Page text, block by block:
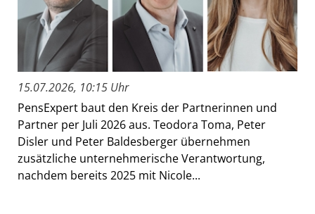
15.07.2026, 10:15 Uhr
PensExpert baut den Kreis der Partnerinnen und
Partner per Juli 2026 aus. Teodora Toma, Peter
Disler und Peter Baldesberger übernehmen
zusätzliche unternehmerische Verantwortung,
nachdem bereits 2025 mit Nicole...